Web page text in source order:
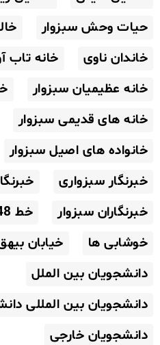
حیات وحش سبزوار
خاندان ناوی
خانه تاب
خانه عظیمیان سبزوار
خانه های قدیمی سبزوار
خانواده های اصیل سبزوار
خبرنگار سبزواری
خبرنگاران سبزوار
خط 48 اینچ گاز
خوشابی ها
خیابان
دانشجویان بین الملل
دانشجویان بین المللی
دانشجویان خارجی